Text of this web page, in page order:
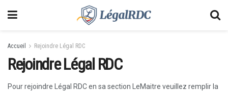
Accueil Rejoindre Légal RDC
Rejoindre Légal RDC
Pour rejoindre Légal RDC en sa section LeMaitre veuillez remplir la